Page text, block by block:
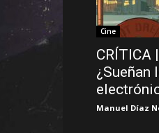
Cine
CRÍTICA
¿Sueñan
Manuel Díaz